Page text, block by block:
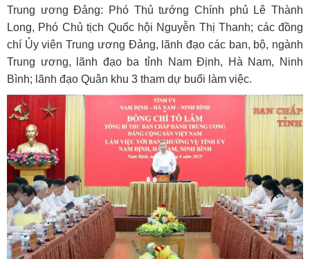
Trung ương Đảng: Phó Thủ tướng Chính phủ Lê Thành
Long, Phó Chủ tịch Quốc hội Nguyễn Thị Thanh; các đồng
chí Ủy viên Trung ương Đảng, lãnh đạo các ban, bộ, ngành
Trung ương, lãnh đạo ba tỉnh Nam Định, Hà Nam, Ninh
Bình; lãnh đạo Quân khu 3 tham dự buổi làm việc.